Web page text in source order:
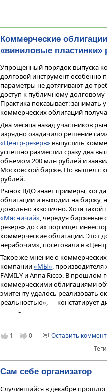
Коммерческие
«виниловые
Упрощенный порядок выпуска
долговой инструмент особенно
параметры не дотягивают до
доступ к публичному долговому
Практика показывает: занимать
коммерческих облигаций
Два месяца назад участников
изрядно озадачило решение
«Центр-резерв» выпустить
успешно разместил сразу два
объемом 200 млн рублей и
Московской бирже. Но вышел с
рублей.
Рынок ВДО знает примеры,
облигации и выходил на биржу,
довольно экзотично. Хотя
«Мясничий», чередуя биржевые
резерв» до сих пор ищет
коммерческие облигации. Этот
нерабочим», посетовали в
Такое же мнение о
компании«МЫ»,
FAMILY и Anna Ricco. В прошлом
коммерческими облигациями
эмитенту удалось реализовать
реальностью», — констатирует
Подобные неудачи на рынке
разобраться в специфике
компаний получается
бумаг, а у других — нет. И
Первые коммерческие
1 0
Оставить
Сам себе организатор
Случившийся в декабре